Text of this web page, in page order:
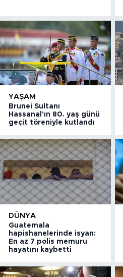
YAŞAM
Brunei Sultanı
Hassanal'ın 80. yaş günü
geçit töreniyle kutlandı
DÜNYA
Guatemala
hapishanelerinde isyan:
En az 7 polis memuru
hayatını kaybetti